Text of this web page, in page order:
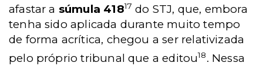
afastar a súmula 41817 do STJ, que, embora
tenha sido aplicada durante muito tempo
de forma acrítica, chegou a ser relativizada
pelo próprio tribunal que a editou18. Nessa